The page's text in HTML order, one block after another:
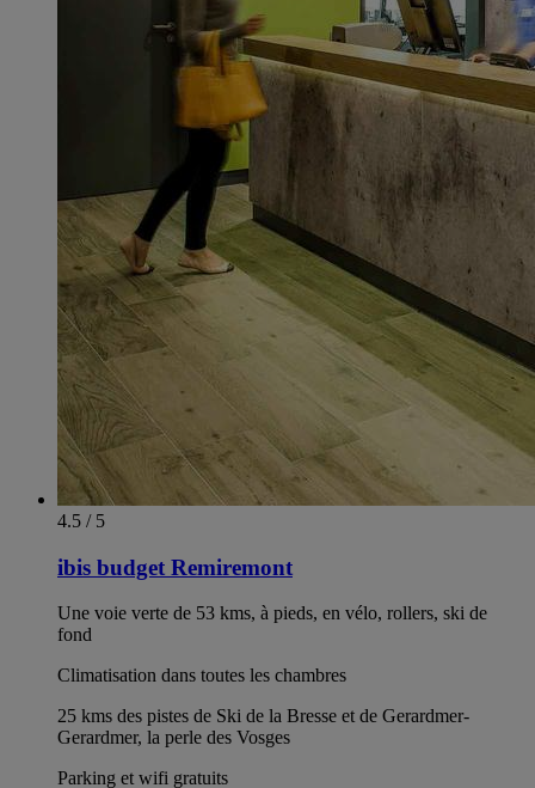
4.5 / 5
ibis budget Remiremont
Une voie verte de 53 kms, à pieds, en vélo, rollers, ski de
fond
Climatisation dans toutes les chambres
25 kms des pistes de Ski de la Bresse et de Gerardmer-
Gerardmer, la perle des Vosges
Parking et wifi gratuits